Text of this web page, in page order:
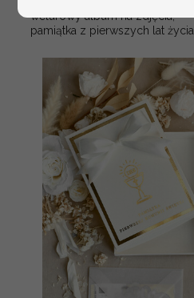
welurowy album na zdjęcia,
pamiątka z pierwszych lat życia